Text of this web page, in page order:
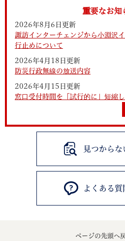
重要なお知
2026年8月6日更新
諏訪インターチェンジから小淵沢
行止めについて
2026年4月18日更新
防災行政無線の放送内容
2026年4月15日更新
窓口受付時間を「試行的に」短縮
見つからな
よくある質
ページの先頭へ